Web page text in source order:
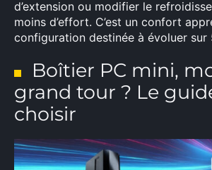
d’extension ou modifier le
moins d’effort. C’est un confort
configuration destinée à évoluer sur
Boîtier PC mini,
grand tour ? Le
choisir